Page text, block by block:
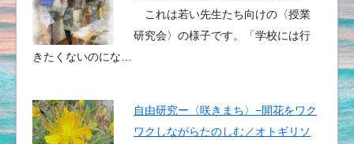
これは若い先生たち向けの〈授業
研究会〉の様子です。「学校には行
きたくないのにな…
自由研究ー〈咲きまち〉−開花をワク
ワクしながらたのしむ／オトギリソ